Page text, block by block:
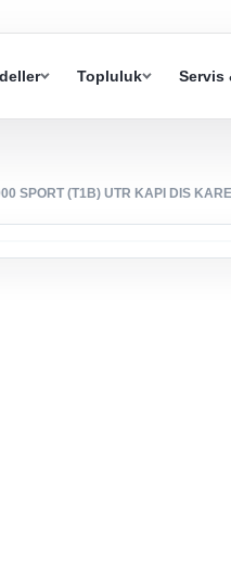
Topluluk Servis
SPORT (T1B) UTR KAPI DIS